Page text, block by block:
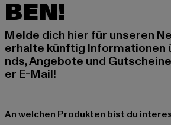
BEN!
Melde dich hier für unseren
erhalte künftig Informationen
nds, Angebote und
er E-Mail!
An welchen Produkten bist du